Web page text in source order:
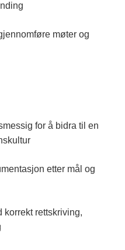
møter og
for å bidra til en
etter mål og
korrekt rettskriving,